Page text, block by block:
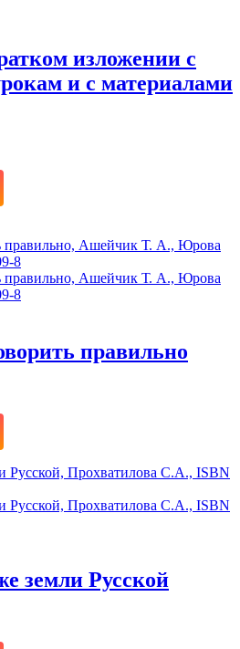
изложении с
и с материалами
правильно
земли Русской